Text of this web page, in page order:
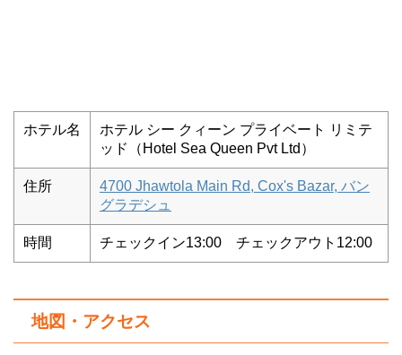
ホテル名
ホテル シー クィーン プライベート リミテ
ッド（Hotel Sea Queen Pvt Ltd）
住所
4700 Jhawtola Main Rd, Cox's Bazar, バン
グラデシュ
時間 チェックイン13:00 チェックアウト12:00
地図・アクセス